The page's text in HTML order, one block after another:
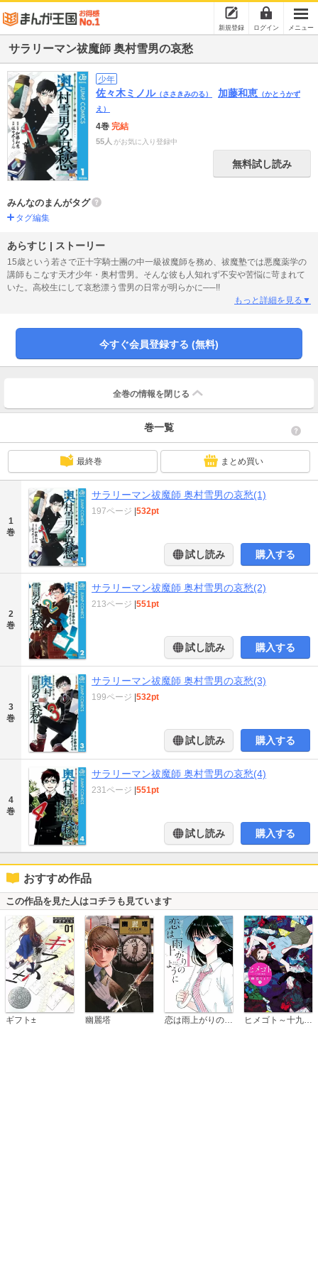
新規登録 ログイン メニュー
サラリーマン祓魔師 奥村雪男の哀愁
少年
佐々木ミノル（ささきみのる） 加藤和恵 （かとうかず
え）
4巻 完結
55人 がお気に入り登録中
無料試し読み
みんなのまんがタグ
タグ編集
あらすじ | ストーリー
15歳という若さで正十字騎士團の中一級祓魔師を務め、祓魔塾では悪魔薬学の
講師もこなす天才少年・奥村雪男。そんな彼も人知れず不安や苦悩に苛まれて
いた。高校生にして哀愁漂う雪男の日常が明らかに──!!
もっと詳細を見る▼
今すぐ会員登録する (無料)
全巻の情報を 閉じる
巻一覧
最終巻 まとめ買い
1
巻
サラリーマン祓魔師 奥村雪男の哀愁(1)
197ページ 532pt
試し読み 購入する
2
巻
サラリーマン祓魔師 奥村雪男の哀愁(2)
213ページ 551pt
試し読み 購入する
3
巻
サラリーマン祓魔師 奥村雪男の哀愁(3)
199ページ 532pt
試し読み 購入する
4
巻
サラリーマン祓魔師 奥村雪男の哀愁(4)
231ページ 551pt
試し読み 購入する
おすすめ作品
この作品を見た人はコチラも見ています
ギフト± 幽麗塔 恋は雨上がりのように ヒメゴト～十九歳の制服～